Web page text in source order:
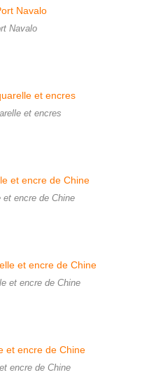
Navalo
et encres
et encre de Chine
et encre de Chine
encre de Chine